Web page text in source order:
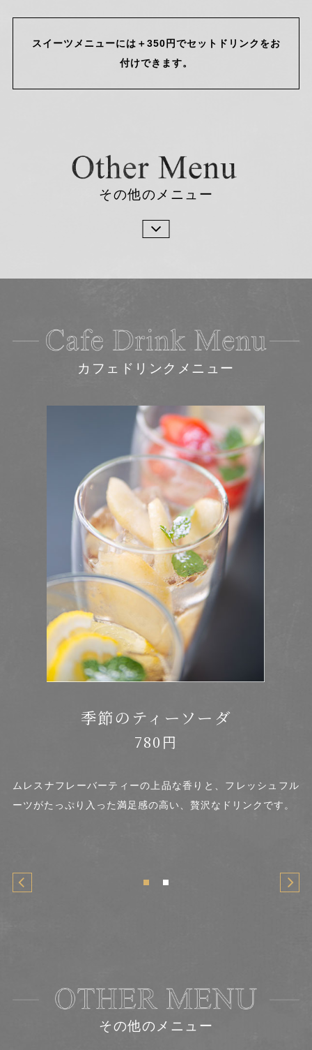
スイーツメニューには＋350円でセットドリンクをお
付けできます。
その他のメニュー
カフェドリンクメニュー
季節のフローズン
780円
季節のフルーツを使用したものや、イベントに合わせた色ん
な種類のフローズンがございます。 暖かい季節はテラス席
その他のメニュー